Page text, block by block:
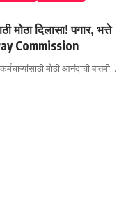
मोठा दिलासा! पगार, भत्ते
Commission
मोठी आनंदाची बातमी…